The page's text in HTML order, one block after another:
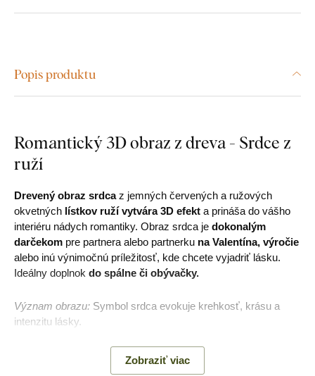
Popis produktu
Romantický 3D obraz z dreva - Srdce z
ruží
Drevený obraz srdcaz jemných červených a ružových
okvetných lístkov ruží vytvára 3D efekt a prináša do vášho
interiéru nádych romantiky. Obraz srdca je dokonalým
darčekom pre partnera alebo partnerku na Valentína, výročie
alebo inú výnimočnú príležitosť, kde chcete vyjadriť lásku.
Ideálny doplnok do spálne či obývačky.
Význam obrazu: Symbol srdca evokuje krehkosť, krásu a
intenzitu lásky.
Zobraziť viac